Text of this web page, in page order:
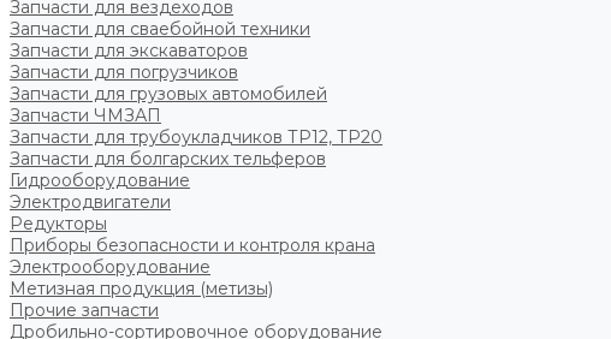
Запчасти для вездеходов
Запчасти для сваебойной техники
Запчасти для экскаваторов
Запчасти для погрузчиков
Запчасти для грузовых автомобилей
Запчасти ЧМЗАП
Запчасти для трубоукладчиков ТР12, ТР20
Запчасти для болгарских тельферов
Гидрооборудование
Электродвигатели
Редукторы
Приборы безопасности и контроля крана
Электрооборудование
Метизная продукция (метизы)
Прочие запчасти
Дробильно-сортировочное оборудование